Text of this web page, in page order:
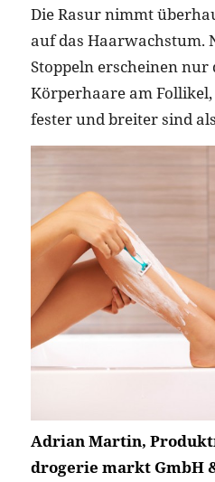
Die Rasur nimmt
auf das Haarwachstum.
Stoppeln erscheinen nur
Körperhaare am
fester und breiter sind
Adrian Martin,
drogerie markt GmbH